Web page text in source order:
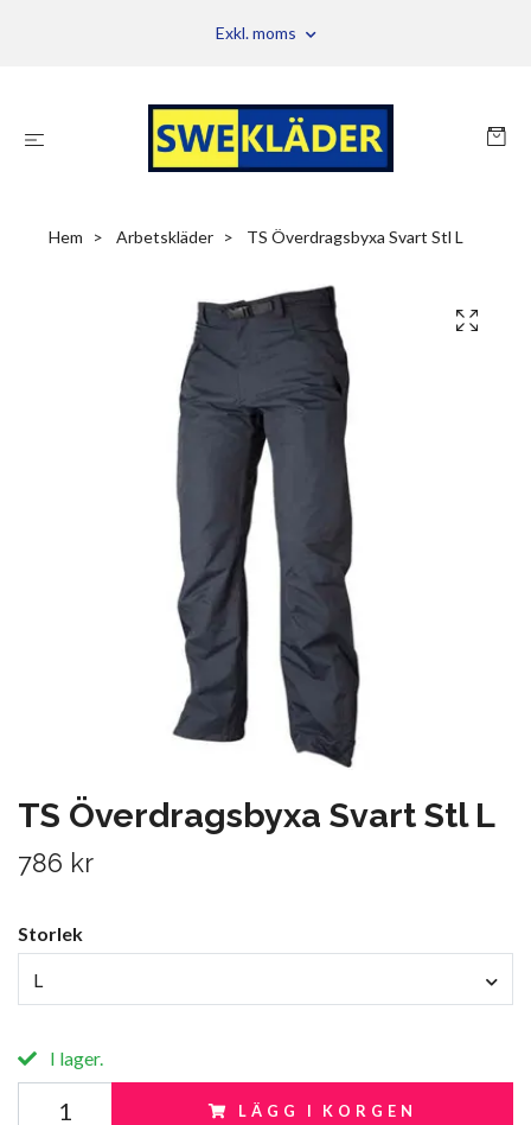
Exkl. moms
Hem Arbetskläder TS Överdragsbyxa Svart Stl L
TS Överdragsbyxa Svart Stl L
786 kr
Storlek
L
I lager.
LÄGG I KORGEN